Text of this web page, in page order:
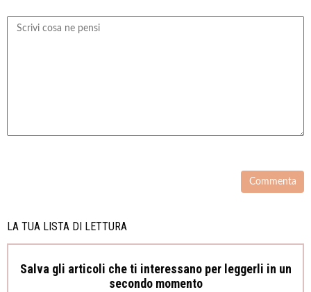
LA TUA LISTA DI LETTURA
Salva gli articoli che ti interessano per leggerli in un
secondo momento